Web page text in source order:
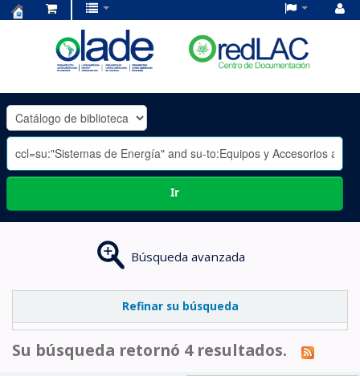
OLADE
-
Ir
Búsqueda avanzada
Refinar su búsqueda
Su búsqueda retornó 4 resultados.